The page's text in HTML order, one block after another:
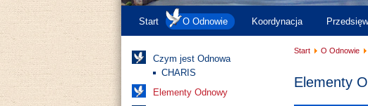
Start O Odnowie Koordynacja
Czym jest Odnowa
CHARIS
Elementy Odnowy
Start O Odnowie
Elementy